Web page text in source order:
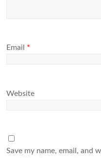
Email *
Website
Save my name, email, and